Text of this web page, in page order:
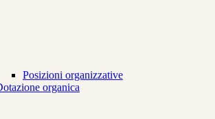
Posizioni organizzative
organica